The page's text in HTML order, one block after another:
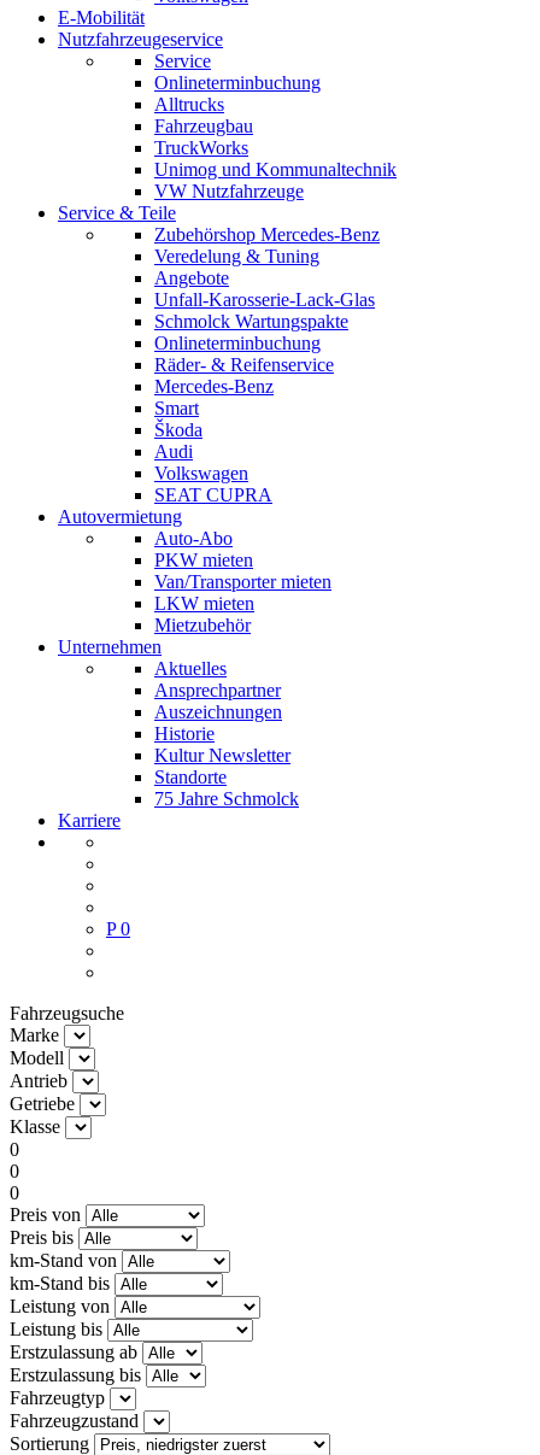
E-Mobilität
Nutzfahrzeugeservice
Service
Onlineterminbuchung
Alltrucks
Fahrzeugbau
TruckWorks
Unimog und Kommunaltechnik
VW Nutzfahrzeuge
Service & Teile
Zubehörshop Mercedes-Benz
Veredelung & Tuning
Angebote
Unfall-Karosserie-Lack-Glas
Schmolck Wartungspakte
Onlineterminbuchung
Räder- & Reifenservice
Mercedes-Benz
Smart
Škoda
Audi
Volkswagen
SEAT CUPRA
Autovermietung
Auto-Abo
PKW mieten
Van/Transporter mieten
LKW mieten
Mietzubehör
Unternehmen
Aktuelles
Ansprechpartner
Auszeichnungen
Historie
Kultur Newsletter
Standorte
75 Jahre Schmolck
Karriere
P 0
Fahrzeugsuche
Marke
Modell
Antrieb
Getriebe
Klasse
0
0
0
Preis von
Preis bis
km-Stand von
km-Stand bis
Leistung von
Leistung bis
Erstzulassung ab
Erstzulassung bis
Fahrzeugtyp
Fahrzeugzustand
Sortierung